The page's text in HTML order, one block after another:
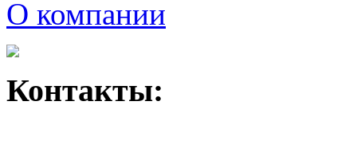
О компании
Контакты: